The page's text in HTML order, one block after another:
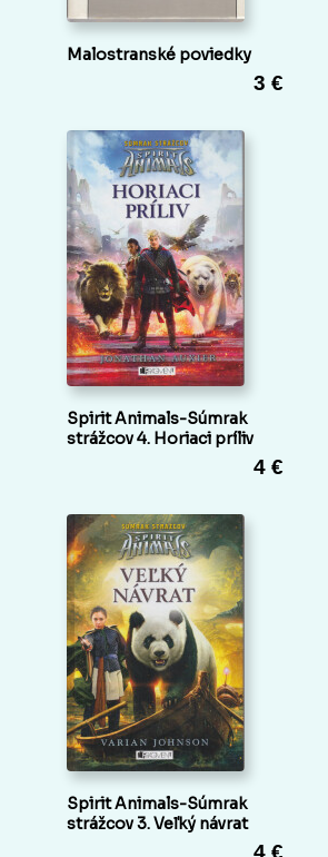
Malostranské poviedky
3 €
Spirit Animals-Súmrak
strážcov 4. Horiaci príliv
4 €
Spirit Animals-Súmrak
strážcov 3. Veľký návrat
4 €